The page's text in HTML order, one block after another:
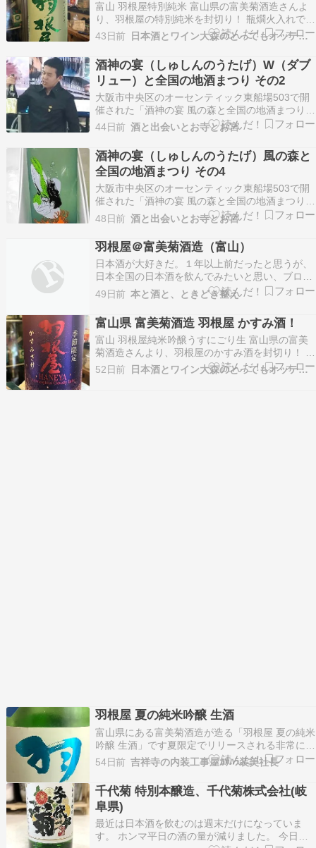
富山 羽根屋特別純米 富山県の富美菊酒造さんよ
り、羽根屋の特別純米を封切り！ 瓶燗火入れでフ
レッシュ感のある吞み口。 香りは穏やかでクリア
な旨みと爽やかな酸味ですっきりとした味わい。
さて、今日のおつまみ！ 久しぶりになめ茸を仕込
みました、鶏とインゲンのなめ茸和えでご用意。
温…
43日前 日本酒とワイン大森のとってもオッティモ！
酒神の宴（しゅしんのうたげ）W（ダブ
リュー）と全国の地酒まつり その2
大阪市中央区のオーセンティック東船場503で開
催された「酒神の宴 風の森と全国の地酒まつり」
の続きです。店主でイベント主催の島田昇忠（の
りただ）氏から岐阜県飛騨市の渡辺酒造店の
「W」についての蔵元の想いや味わいなどについ
て説明があります。説明を聞きながら「W」を。
4種類目。「W（…
44日前 酒と出会いとお寺とお宮
酒神の宴（しゅしんのうたげ）風の森と
全国の地酒まつり その4
大阪市中央区のオーセンティック東船場503で開
催された「酒神の宴 風の森と全国の地酒まつり」
の続きです。引き続き全国の酒を。山口県美祢市
の大嶺酒造。「大嶺 3粒（おおみね さんつぶ）
Ohmine 3grain 夏のおとずれ」＜データー＞特定
名称表記無し原酒、山田錦、精米歩合50％…
48日前 酒と出会いとお寺とお宮
羽根屋＠富美菊酒造（富山）
日本酒が大好きだ。１年以上前だったと思うが、
日本全国の日本酒を飲んでみたいと思い、ブログ
に記録してみようしたことがあった。今はもう無
いけど、鎌倉に「おおはま」という料理と日本酒
が美味しい居酒屋さんがあって、それほど頻繁じ
ゃないけれど通っていた時期と重なる。そういう
企みが頓挫した…
49日前 本と酒と、ときどき整え
富山県 富美菊酒造 羽根屋 かすみ酒！
富山 羽根屋純米吟醸うすにごり生 富山県の富美
菊酒造さんより、羽根屋のかすみ酒を封切り！ フ
レッシュなガス感あふれるうすにごり。 おりのか
らんだなめらかな旨みと甘味をすっきりとした吞
52日前 日本酒とワイン大森のとってもオッティモ！
羽根屋 夏の純米吟醸 生酒
富山県にある富美菊酒造が造る「羽根屋 夏の純米
吟醸 生酒」です夏限定でリリースされる非常に人
気のある日本酒らしいですよラベルの説明文に書
いてありましたが、海風のような爽やかさと透明
感を目指して造られたそうです生酒なので、しぼ
りたての良い香りと微発泡感が楽しめましたアル
コール分が…
54日前 吉祥寺の内装工事屋ｶｻﾊﾗ装美社長
千代菊 特別本醸造、千代菊株式会社(岐
阜県)
最近は日本酒を飲むのは週末だけになっていま
す。 ホンマ平日の酒の量が減りました。 今日の